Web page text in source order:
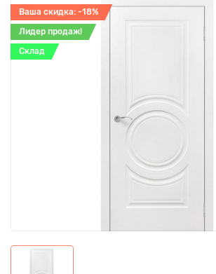
Ваша скидка: -18%
Лидер продаж!
Склад